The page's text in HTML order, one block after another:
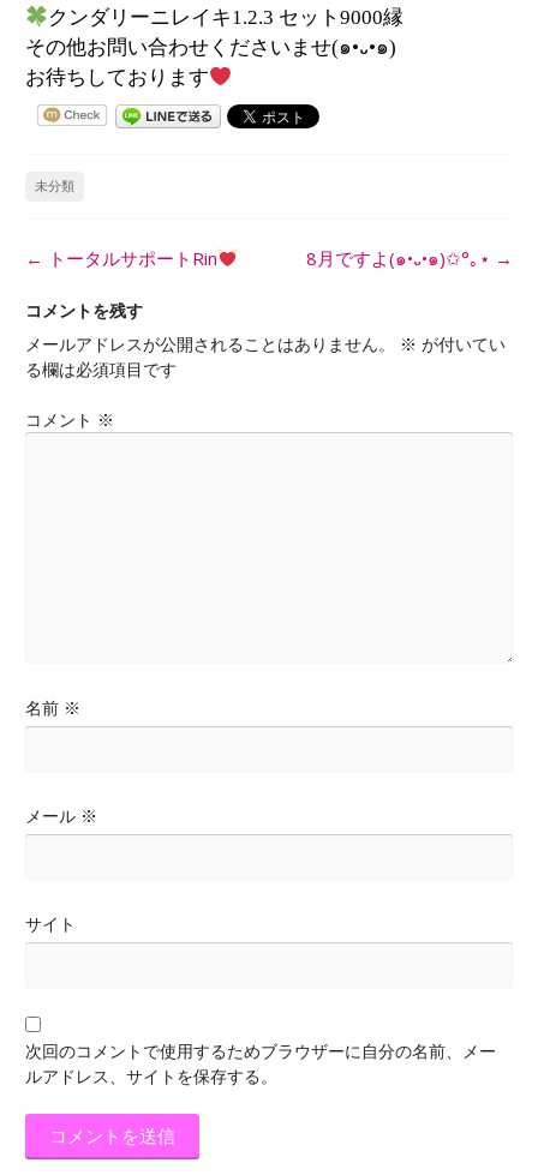
クンダリーニレイキ1.2.3 セット9000縁
その他お問い合わせくださいませ(๑•᎑•๑)
お待ちしております
未分類
投
ナ
ビ
ゲ
シ
ョ
← トータルサポートRin 8月ですよ(๑•᎑•๑)✩°｡⋆ →
コメントを残す
メールアドレスが公開されることはありません。
※ が付いてい
る欄は必須項目です
コメント ※
名前 ※
メール ※
サイト
次回のコメントで使用するためブラウザーに自分の名前、メー
ルアドレス、サイトを保存する。